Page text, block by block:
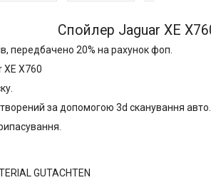
Спойлер Jaguar XE
передбачено 20% на рахунок фоп.
XE X760
за допомогою 3d сканування авто.
GUTACHTEN